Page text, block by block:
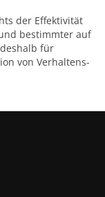
der Effektivität
bestimmter auf
für
von Verhaltens-